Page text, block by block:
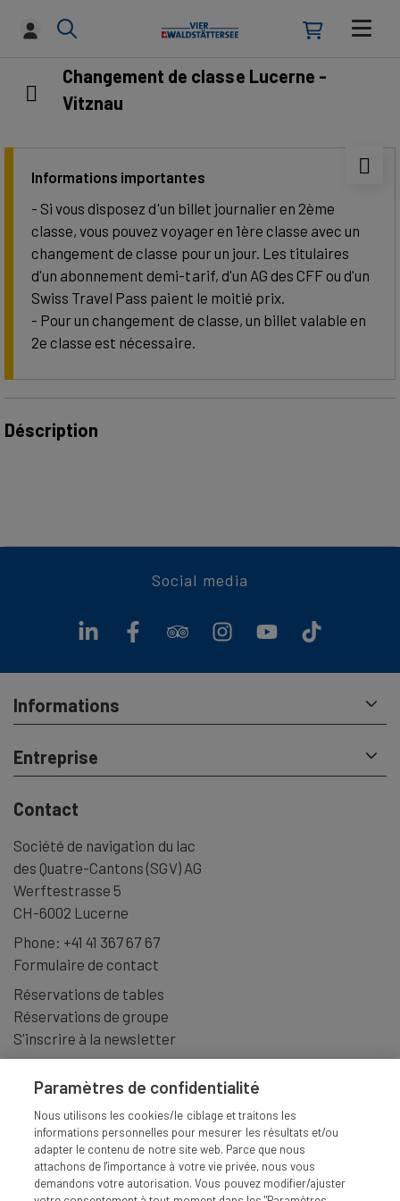
Changement de classe Lucerne -
Vitznau
Informations importantes
- Si vous disposez d'un billet journalier en 2ème
classe, vous pouvez voyager en 1ère classe avec un
changement de classe pour un jour. Les titulaires
d'un abonnement demi-tarif, d'un AG des CFF ou d'un
Swiss Travel Pass paient le moitié prix.
- Pour un changement de classe, un billet valable en
2e classe est nécessaire.
Déscription
surclassement.
Avantages d’un changement de classe pour une journée :
Vous pouvez monter sur le pont supérieur du bateau,
Souvent un peu plus calme
Beaucoup de places libres
Opportunité de bouger librement sur tout le bateau
Social media
Informations
Entreprise
Contact
Société de navigation du lac
des Quatre-Cantons (SGV) AG
Werftestrasse 5
CH-6002 Lucerne
Phone: +41 41 367 67 67
Formulaire de contact
Réservations de tables
Réservations de groupe
S'inscrire à la newsletter
Paramètres de confidentialité
Nous utilisons les cookies/le ciblage et traitons les
informations personnelles pour mesurer les résultats et/ou
adapter le contenu de notre site web. Parce que nous
attachons de l'importance à votre vie privée, nous vous
demandons votre autorisation. Vous pouvez modifier/ajuster